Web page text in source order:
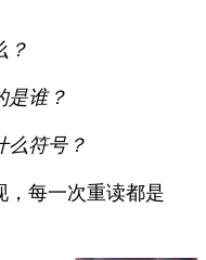
？
是谁？
么符号？
，每一次重读都是